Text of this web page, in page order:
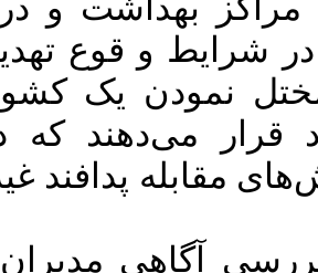
و درمان و
و قوع تهدیدات و
یک کشور، این
که در این
پدافند غیرعامل
مدیران ارشد
|